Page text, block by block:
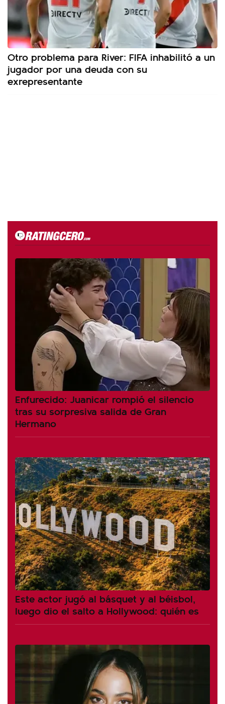
Otro problema para River: FIFA inhabilitó a un
jugador por una deuda con su
exrepresentante
Enfurecido: Juanicar rompió el silencio
tras su sorpresiva salida de Gran
Hermano
Este actor jugó al básquet y al béisbol,
luego dio el salto a Hollywood: quién es